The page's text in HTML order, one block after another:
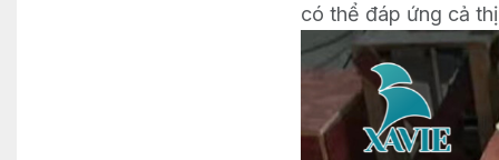
có thể đáp ứng cả